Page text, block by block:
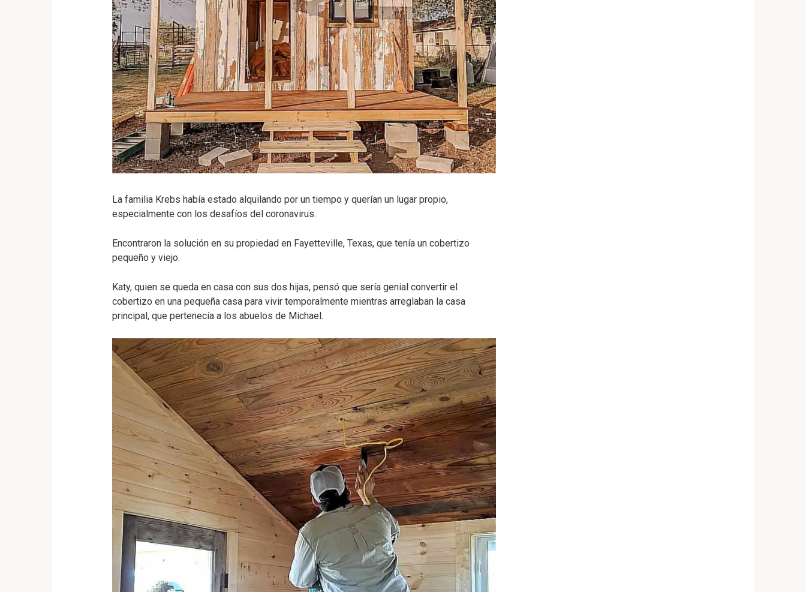
La familia Krebs había estado alquilando por un tiempo y querían un lugar propio,
especialmente con los desafíos del coronavirus.
Encontraron la solución en su propiedad en Fayetteville, Texas, que tenía un cobertizo
pequeño y viejo.
Katy, quien se queda en casa con sus dos hijas, pensó que sería genial convertir el
cobertizo en una pequeña casa para vivir temporalmente mientras arreglaban la casa
principal, que pertenecía a los abuelos de Michael.